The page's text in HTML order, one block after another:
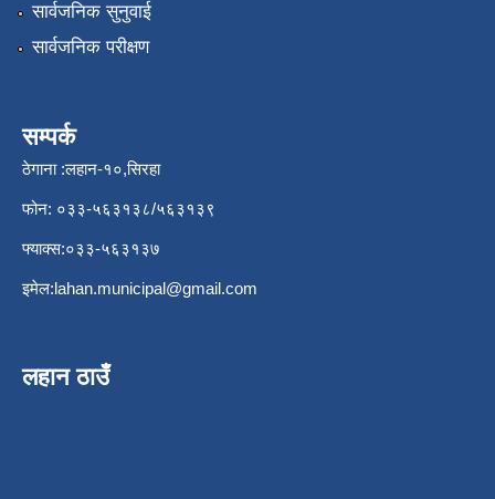
सार्वजनिक सुनुवाई
सार्वजनिक परीक्षण
सम्पर्क
ठेगाना :लहान-१०,सिरहा
फोन: ०३३-५६३१३८/५६३१३९
फ्याक्स:०३३-५६३१३७
इमेल:lahan.municipal@gmail.com
लहान ठाउँ